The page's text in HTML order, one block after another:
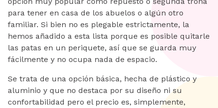
para tener en casa de los abuelos o algún otro
familiar. Si bien no es plegable estrictamente, la
hemos añadido a esta lista porque es posible quitarle
las patas en un periquete, así que se guarda muy
fácilmente y no ocupa nada de espacio.
Se trata de una opción básica, hecha de plástico y
aluminio y que no destaca por su diseño ni su
confortabilidad pero el precio es, simplemente,